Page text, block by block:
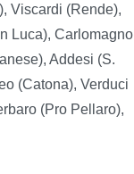
Viscardi (Rende),
Luca), Carlomagno
Addesi (S.
(Catona), Verduci
(Pro Pellaro),